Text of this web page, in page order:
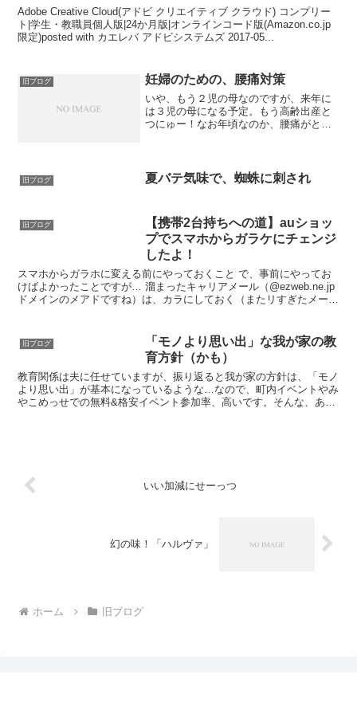
Adobe Creative Cloud(アドビ クリエイティブ クラウド) コンプリー
ト|学生・教職員個人版|24か月版|オンラインコード版(Amazon.co.jp
限定)posted with カエレバ アドビシステムズ 2017-05...
旧ブログ 妊婦のための、腰痛対策
いや、もう２児の母なのですが、来年に
は３児の母になる予定。もう高齢出産と
つにゅー！なお年頃なのか、腰痛がとて
痛対策には、妊婦用コル...
旧ブログ 夏バテ気味で、蜘蛛に刺され
旧ブログ
【携帯2台持ちへの道】auショッ
プでスマホからガラケにチェンジ
したよ！
スマホからガラホに変える前にやっておくこと で、事前にやってお
けばよかったことですが… 溜まったキャリアメール（@ezweb.ne.jp
ドメインのメアドですね）は、カラにしておく（またリすぎたメール
旧ブログ
「モノより思い出」な我が家の教
育方針（かも）
教育関係は夫に任せていますが、振り返ると我が家の方針は、「モノ
より思い出」が基本になっているような…なので、町内イベントやみ
やこめっせでの無料&格安イベント参加率、高いです。そんな、あま
いい加減にせーっつ
幻の味！「ハルヴァ」
ホーム 旧ブログ